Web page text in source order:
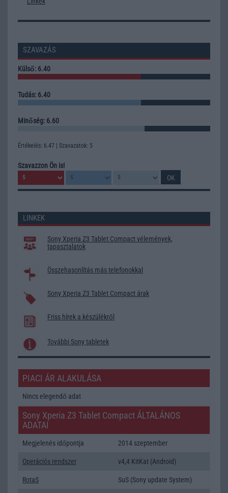
SZAVAZÁS
Külső: 6.40
Tudás: 6.40
Minőség: 6.60
Értékelés: 6.47 | Szavazatok: 5
Szavazzon Ön is!
LINKEK
Sony Xperia Z3 Tablet Compact vélemények,
tapasztalatok
Összehasonlítás más telefonokkal
Sony Xperia Z3 Tablet Compact árak
Friss hírek a készülékről
További Sony tabletek
PIACI ÁR ALAKULÁSA
Nincs elegendő adat
Sony Xperia Z3 Tablet Compact ÁLTALÁNOS
ADATAI
Megjelenés időpontja 2014 szeptember
Operációs rendszer v4,4 KitKat (Android)
RotaS SuS (Sony update System)